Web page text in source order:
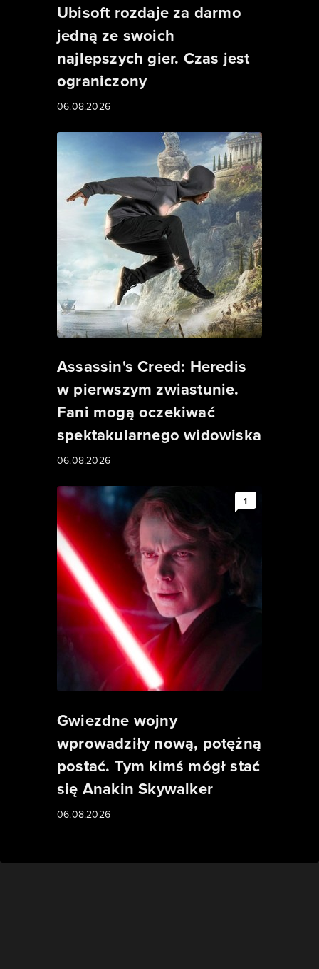
Ubisoft rozdaje za darmo
jedną ze swoich
najlepszych gier. Czas jest
ograniczony
06.08.2026
Assassin's Creed: Heredis
w pierwszym zwiastunie.
Fani mogą oczekiwać
spektakularnego widowiska
06.08.2026
1
Gwiezdne wojny
wprowadziły nową, potężną
postać. Tym kimś mógł stać
się Anakin Skywalker
06.08.2026